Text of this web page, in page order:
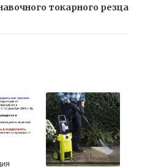
токарного резца